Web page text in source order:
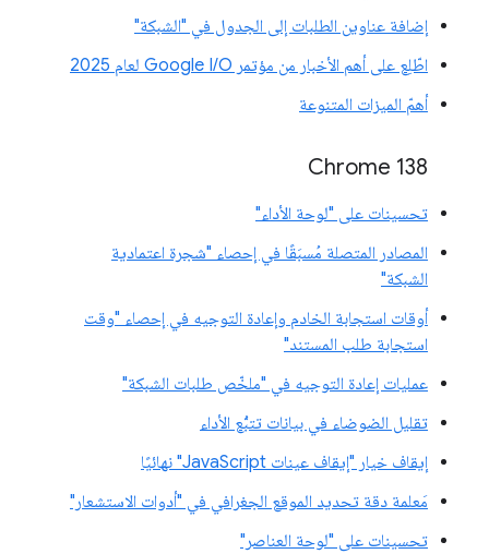
إضافة عناوين الطلبات إلى الجدول في "الشبكة"
اطّلِع على أهم الأخبار من مؤتمر Google I/O لعام 2025
أهمّ الميزات المتنوعة
‫Chrome 138
تحسينات على "لوحة الأداء"
المصادر المتصلة مُسبَقًا في إحصاء "شجرة اعتمادية
الشبكة"
أوقات استجابة الخادم وإعادة التوجيه في إحصاء "وقت
استجابة طلب المستند"
عمليات إعادة التوجيه في "ملخّص طلبات الشبكة"
تقليل الضوضاء في بيانات تتبُّع الأداء
إيقاف خيار "إيقاف عينات JavaScript" نهائيًا
مَعلمة دقة تحديد الموقع الجغرافي في "أدوات الاستشعار"
تحسينات على "لوحة العناصر"